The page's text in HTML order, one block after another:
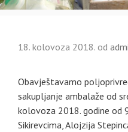
18. kolovoza 2018. od
Obavještavamo
sakupljanje ambalaže od
kolovoza 2018. godine od
Sikirevcima, Alojzija